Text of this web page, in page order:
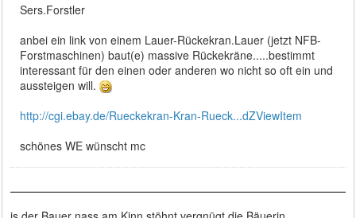
Sers.Forstler
anbei ein link von einem Lauer-Rückekran.Lauer (jetzt NFB-
Forstmaschinen) baut(e) massive Rückekräne.....bestimmt
interessant für den einen oder anderen wo nicht so oft ein und
aussteigen will.
http://cgi.ebay.de/Rueckekran-Kran-Rueck...dZViewItem
schönes WE wünscht mc